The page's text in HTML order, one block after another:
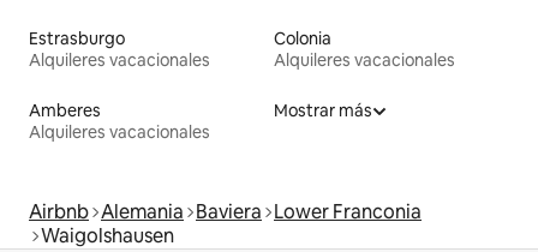
Estrasburgo
Alquileres vacacionales
Colonia
Alquileres vacacionales
Amberes
Alquileres vacacionales
Mostrar más
Airbnb Alemania Baviera Lower Franconia
Waigolshausen